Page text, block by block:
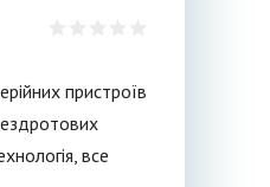
пристроїв
все